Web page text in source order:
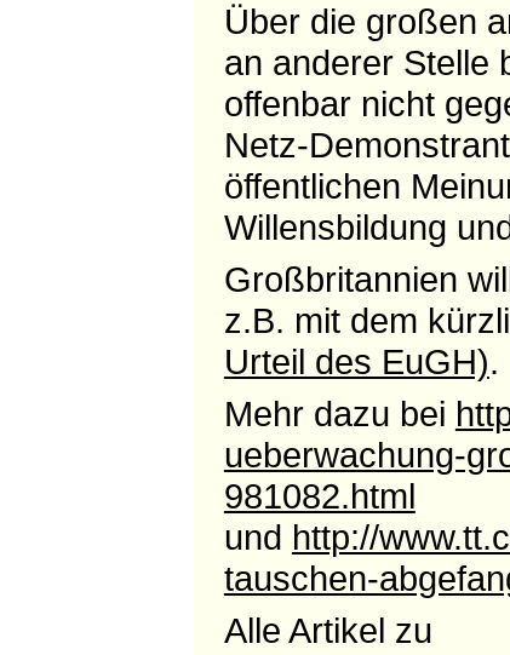
Über die großen
an anderer Stelle
offenbar nicht
Netz-
öffentlichen
Willensbildung
Großbritannien
z.B. mit dem
Urteil des EuGH).
Mehr dazu bei
ueberwachung-
981082.html
und http://
tauschen-
Alle Artikel zu